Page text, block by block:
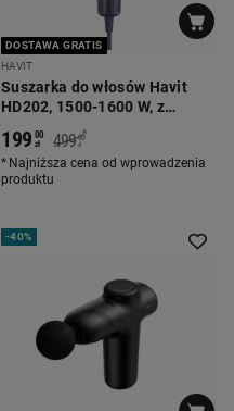
DOSTAWA GRATIS
HAVIT
Suszarka do włosów Havit
HD202, 1500-1600 W, z
jonizacją, 2 końcówki,
niebieska
199 00
zł 499 00
zł
*
Najniższa cena od wprowadzenia
produktu
-40%